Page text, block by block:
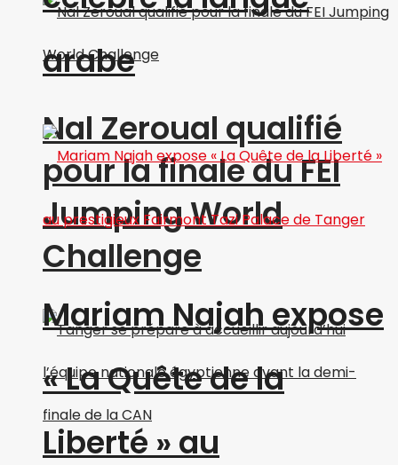
Nal Zeroual qualifié
pour la finale du FEI
Jumping World
Challenge
arabe
Mariam Najah expose
« La Quête de la
Liberté » au